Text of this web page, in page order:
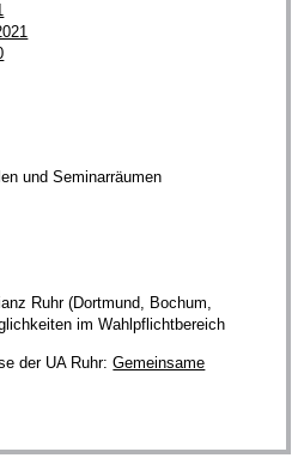
und Seminarräumen
Ruhr (Dortmund, Bochum,
im Wahlpflichtbereich
der UA Ruhr:Gemeinsame